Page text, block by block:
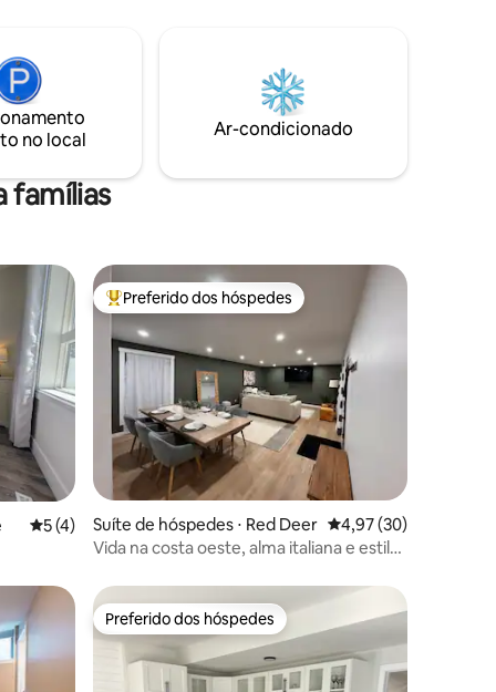
de
TV
de aquecimento no chão e tetos de 9
pés, criando um espaço confortável e
brilhante perfeito para privacidade e
relaxamento. **** alguns dias há
habitação principal
no local
Ar-condicionado
famílias
5 de uma avaliação média de 5, 4 avaliações
5 (4)
Entre os melhores preferidos dos hóspedes
Preferido dos hóspedes
Suíte de hóspedes ⋅ Red Deer 4,97 de uma
4,97 (30)
Vida na costa oeste, alma italiana e estilo
hóspedes Preferido dos hóspedes
Preferido dos hóspedes